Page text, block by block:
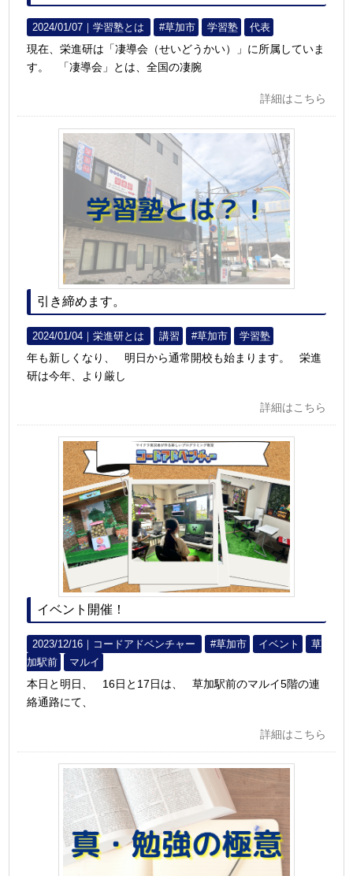
2024/01/07｜学習塾とは #草加市 学習塾 代表
現在、栄進研は「凄導会（せいどうかい）」に所属していま
す。 「凄導会」とは、全国の凄腕
詳細はこちら
引き締めます。
2024/01/04｜栄進研とは 講習 #草加市 学習塾
年も新しくなり、 明日から通常開校も始まります。 栄進
研は今年、より厳し
詳細はこちら
イベント開催！
2023/12/16｜ コードアドベンチャー #草加市 イベント
草
加駅前
マルイ
本日と明日、 16日と17日は、 草加駅前のマルイ5階の連
絡通路にて、
詳細はこちら